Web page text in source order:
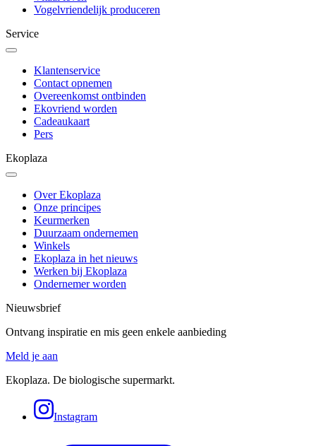
Vogelvriendelijk produceren
Service
Klantenservice
Contact opnemen
Overeenkomst ontbinden
Ekovriend worden
Cadeaukaart
Pers
Ekoplaza
Over Ekoplaza
Onze principes
Keurmerken
Duurzaam ondernemen
Winkels
Ekoplaza in het nieuws
Werken bij Ekoplaza
Ondernemer worden
Nieuwsbrief
Ontvang inspiratie en mis geen enkele aanbieding
Meld je aan
Ekoplaza. De biologische supermarkt.
Instagram